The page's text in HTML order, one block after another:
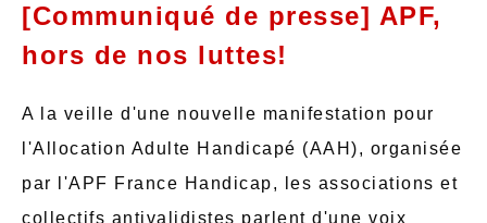
[Communiqué de presse] APF,
hors de nos luttes!
A la veille d'une nouvelle manifestation pour
l'Allocation Adulte Handicapé (AAH), organisée
par l'APF France Handicap, les associations et
collectifs antivalidistes parlent d'une voix